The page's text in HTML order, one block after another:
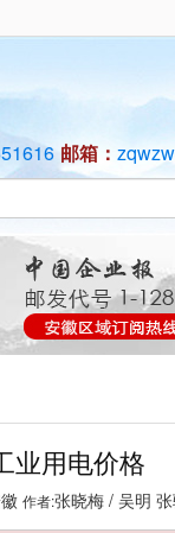
邮箱：
业用电价格
作者:张晓梅 / 吴明